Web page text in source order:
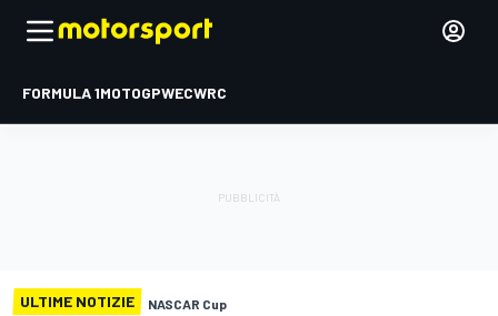
FORMULA 1MOTOGPWECWRC
ULTIME NOTIZIE NASCAR Cup